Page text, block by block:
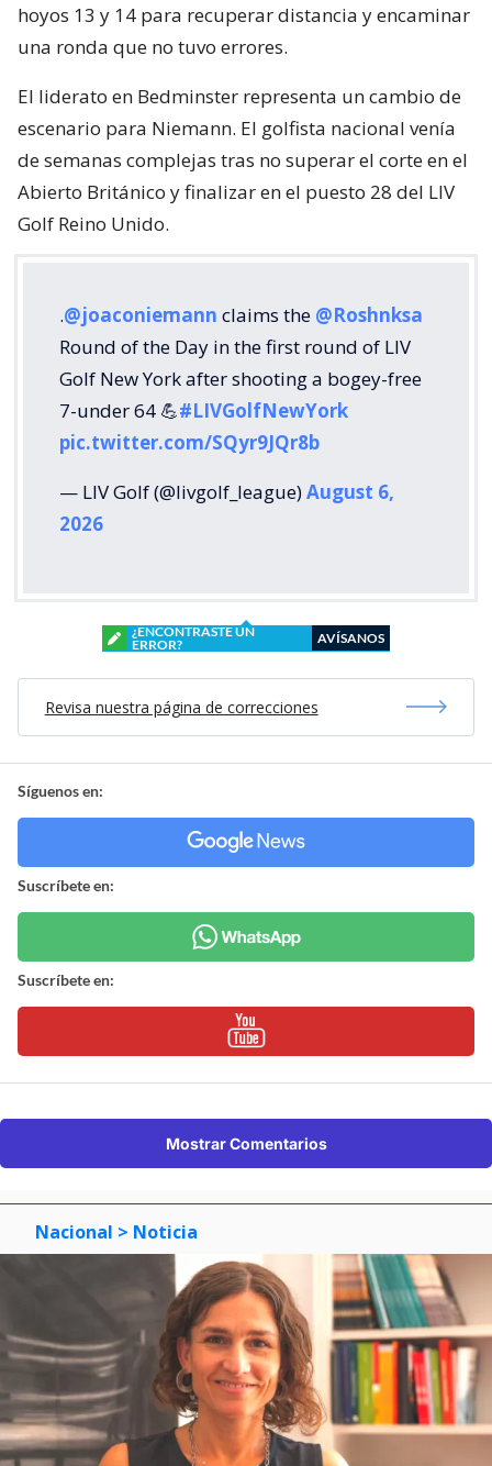
hoyos 13 y 14 para recuperar distancia y encaminar
una ronda que no tuvo errores.
El liderato en Bedminster representa un cambio de
escenario para Niemann. El golfista nacional venía
de semanas complejas tras no superar el corte en el
Abierto Británico y finalizar en el puesto 28 del LIV
Golf Reino Unido.
.@joaconiemann claims the @Roshnksa
Round of the Day in the first round of LIV
Golf New York after shooting a bogey-free
7-under 64 💪#LIVGolfNewYork
pic.twitter.com/SQyr9JQr8b
— LIV Golf (@livgolf_league)August 6,
2026
¿ENCONTRASTE UN
ERROR?
AVÍSANOS
Revisa nuestra página de correcciones
Síguenos en:
Suscríbete en:
Suscríbete en:
Mostrar Comentarios
Nacional > Noticia